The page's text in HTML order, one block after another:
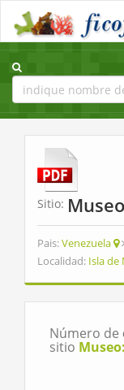
Sitio: Museo
Pais:Venezuela
Localidad: Isla de
Número de
sitio Museo: